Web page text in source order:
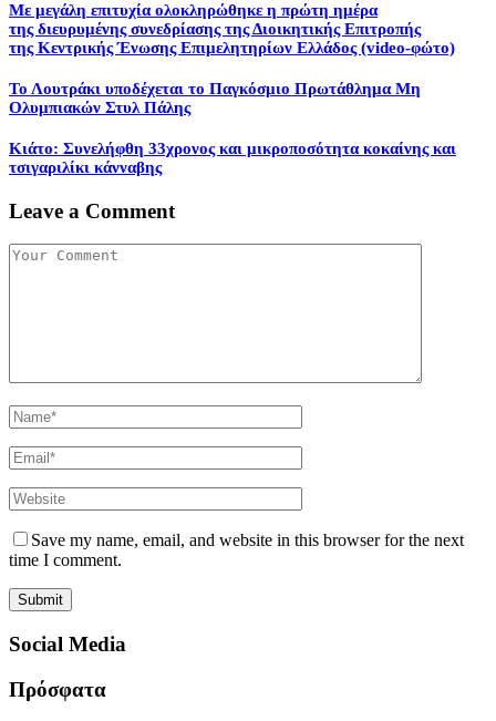
Με μεγάλη επιτυχία ολοκληρώθηκε η πρώτη ημέρα
της διευρυμένης συνεδρίασης της Διοικητικής Επιτροπής
της Κεντρικής Ένωσης Επιμελητηρίων Ελλάδος (video-φώτο)
Το Λουτράκι υποδέχεται το Παγκόσμιο Πρωτάθλημα Μη
Ολυμπιακών Στυλ Πάλης
Κιάτο: Συνελήφθη 33χρονος και μικροποσότητα κοκαίνης και
τσιγαριλίκι κάνναβης
Leave a Comment
Save my name, email, and website in this browser for the next
time I comment.
Social Media
Πρόσφατα